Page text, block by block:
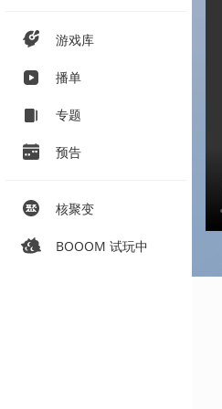
游戏库
播单
专题
预告
核聚变
BOOOM 试玩中